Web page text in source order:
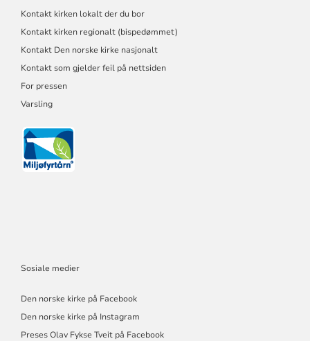
Kontakt kirken lokalt der du bor
Kontakt kirken regionalt (bispedømmet)
Kontakt Den norske kirke nasjonalt
Kontakt som gjelder feil på nettsiden
For pressen
Varsling
Sosiale medier
Den norske kirke på Facebook
Den norske kirke på Instagram
Preses Olav Fykse Tveit på Facebook